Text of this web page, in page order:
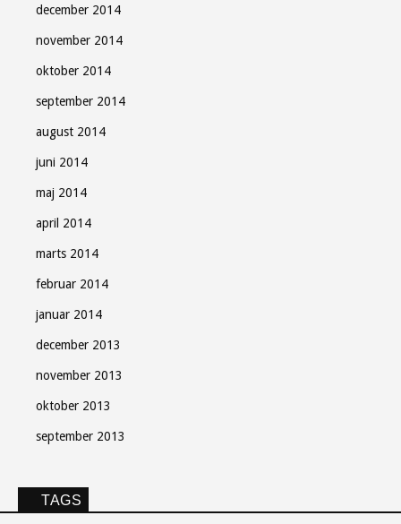
december 2014
november 2014
oktober 2014
september 2014
august 2014
juni 2014
maj 2014
april 2014
marts 2014
februar 2014
januar 2014
december 2013
november 2013
oktober 2013
september 2013
TAGS